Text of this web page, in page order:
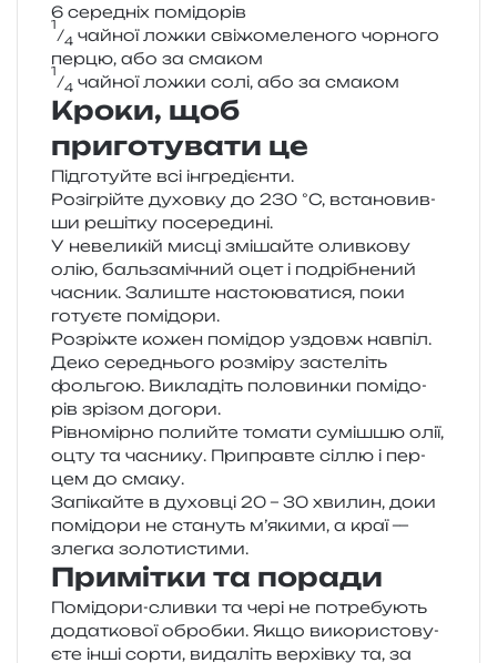
6 сере­дніх помідорів
1
⁄4 чай­ної ложки сві­жо­ме­ле­но­го чор­но­го
перцю, або за смаком
1
⁄4 чай­ної ложки солі, або за смаком
Кроки, щоб
приготувати це
Підготуйте всі інгредієнти.
Розігрійте духов­ку до 230 °C, вста­но­вив­
ши реші­тку посередині.
У неве­ли­кій мисці змі­шай­те олив­ко­ву
олію, баль­за­мі­чний оцет і подрі­бне­ний
часник. Залиште насто­ю­ва­ти­ся, поки
готу­є­те помідори.
Розріжте кожен помі­дор уздовж нав­піл.
Деко сере­дньо­го роз­мі­ру засте­літь
фоль­гою. Викладіть поло­вин­ки помі­до­
рів зрі­зом догори.
Рівномірно полий­те тома­ти суміш­шю олії,
оцту та часни­ку. Приправте сіллю і пер­
цем до смаку.
Запікайте в духов­ці 20 – 30 хви­лин, доки
помі­до­ри не ста­нуть м’якими, а краї —
злег­ка золотистими.
Примітки та поради
Помідори-слив­ки та чері не потре­бу­ють
дода­тко­вої оброб­ки. Якщо вико­ри­сто­ву­
є­те інші сорти, вида­літь вер­хів­ку та, за